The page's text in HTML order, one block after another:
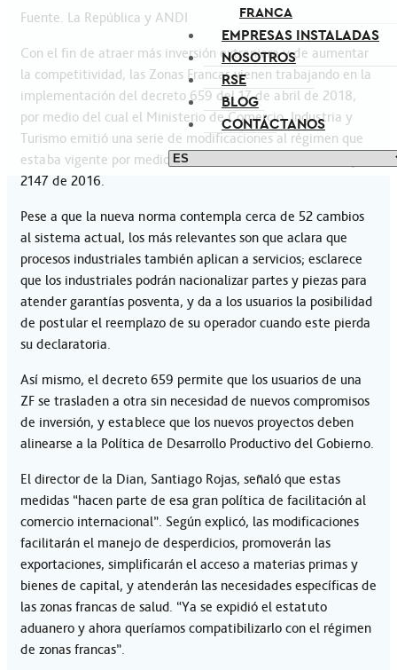
FRANCA
EMPRESAS INSTALADAS
NOSOTROS
RSE
BLOG
CONTÁCTANOS
Fuente. La República y ANDI
Con el fin de atraer más inversión extranjera y de aumentar
la competitividad, las Zonas Francas vienen trabajando en la
implementación del decreto 659 del 17 de abril de 2018,
por medio del cual el Ministerio de Comercio, Industria y
Turismo emitió una serie de modificaciones al régimen que
estaba vigente por medio de los decretos 2685 de 1999 y el
2147 de 2016.
Pese a que la nueva norma contempla cerca de 52 cambios
al sistema actual, los más relevantes son que aclara que
procesos industriales también aplican a servicios; esclarece
que los industriales podrán nacionalizar partes y piezas para
atender garantías posventa, y da a los usuarios la posibilidad
de postular el reemplazo de su operador cuando este pierda
su declaratoria.
Así mismo, el decreto 659 permite que los usuarios de una
ZF se trasladen a otra sin necesidad de nuevos compromisos
de inversión, y establece que los nuevos proyectos deben
alinearse a la Política de Desarrollo Productivo del Gobierno.
El director de la Dian, Santiago Rojas, señaló que estas
medidas “hacen parte de esa gran política de facilitación al
comercio internacional”. Según explicó, las modificaciones
facilitarán el manejo de desperdicios, promoverán las
exportaciones, simplificarán el acceso a materias primas y
bienes de capital, y atenderán las necesidades específicas de
las zonas francas de salud. “Ya se expidió el estatuto
aduanero y ahora queríamos compatibilizarlo con el régimen
de zonas francas”.